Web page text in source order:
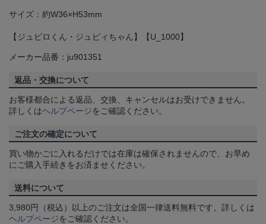
サイズ：約W36×H53mm
【ジュビロくん・ジュビィちゃん】【U_1000】
メーカー品番：ju901351
返品・交換について
お客様都合による返品、交換、キャンセルはお受けできません。
詳しくはヘルプページをご確認ください。
ご注文の確定について
買い物かごに入れるだけでは在庫は確保されませんので、お早め
にご購入手続きをお済ませください。
送料について
3,980円（税込）以上のご注文は全国一律送料無料です。詳しくは
ヘルプページをご確認ください。